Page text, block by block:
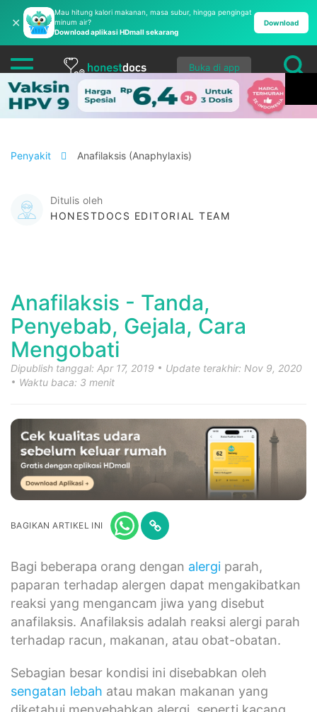
✕
Mau hitung kalori makanan, masa subur, hingga pengingat
minum air?
Download aplikasi HDmall sekarang
Download
Buka di app
Penyakit Anafilaksis (Anaphylaxis)
Ditulis oleh
HONESTDOCS EDITORIAL TEAM
Anafilaksis - Tanda,
Penyebab, Gejala, Cara
Mengobati
Dipublish tanggal: Apr 17, 2019
Update terakhir: Nov 9, 2020
Waktu baca: 3 menit
BAGIKAN ARTIKEL INI
Bagi beberapa orang dengan alergi parah,
paparan terhadap alergen dapat mengakibatkan
reaksi yang mengancam jiwa yang disebut
anafilaksis. Anafilaksis adalah reaksi alergi parah
terhadap racun, makanan, atau obat-obatan.
Sebagian besar kondisi ini disebabkan oleh
sengatan lebah atau makan makanan yang